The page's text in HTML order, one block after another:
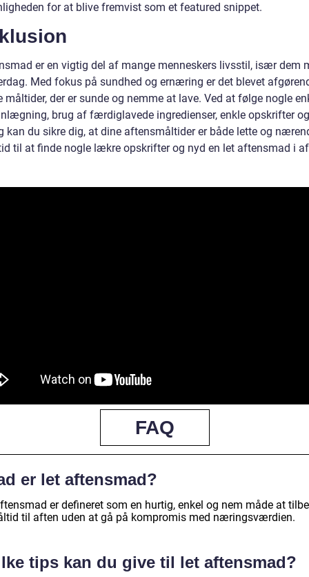
for at blive fremvist som et featured snippet.
er en vigtig del af mange menneskers livsstil, især dem
Med fokus på sundhed og ernæring er det blevet
måltider, der er sunde og nemme at lave. Ved at følge nogle
brug af færdiglavede ingredienser, enkle opskrifter
kan du sikre dig, at dine aftensmåltider er både lette og
til at finde nogle lækre opskrifter og nyd en let aftensmad i
FAQ
er let aftensmad?
er defineret som en hurtig, enkel og nem måde at
til aften uden at gå på kompromis med næringsværdien.
tips kan du give til let aftensmad?